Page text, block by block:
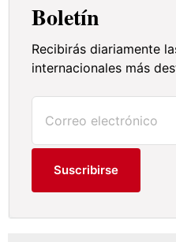
Boletín
Recibirás diariamente
internacionales más
Suscribirse